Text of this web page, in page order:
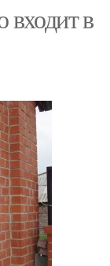
входит в